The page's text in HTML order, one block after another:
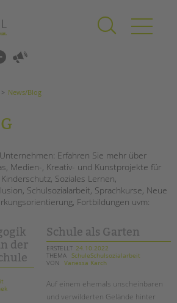
News/Blog
Erfahren Sie mehr über
Medien-, Kreativ- und Kunstprojekte für
Soziales Lernen,
Schulsozialarbeit, Sprachkurse, Neue
Fortbildungen uvm:
der
Schule als Garten
ERSTELLT 24.10.2022
THEMA SchuleSchulsozialarbeit
VON
Vanessa Karch
Auf einem ehemals unscheinbaren
und verwilderten Gelände hinter